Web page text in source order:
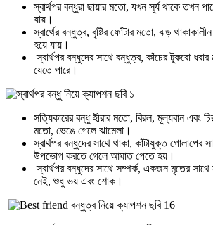
স্বার্থপর বন্ধুরা ছায়ার মতো, যখন সূর্য থাকে তখন
যায়।
স্বার্থের বন্ধুত্ব, বৃষ্টির ফোঁটার মতো, ঝড়
হয়ে যায়।
স্বার্থপর বন্ধুদের সাথে বন্ধুত্ব, কাঁচের টুকরো
যেতে পারে।
সত্যিকারের বন্ধু হীরার মতো, বিরল, মূল্যবান এবং
মতো, ভেঙে গেলে ঝামেলা।
স্বার্থপর বন্ধুদের সাথে থাকা, কাঁটাযুক্ত গোলাপের
উপভোগ করতে গেলে আঘাত পেতে হয়।
স্বার্থপর বন্ধুদের সাথে সম্পর্ক, একজন মৃতের
নেই, শুধু ভয় এবং শোক।